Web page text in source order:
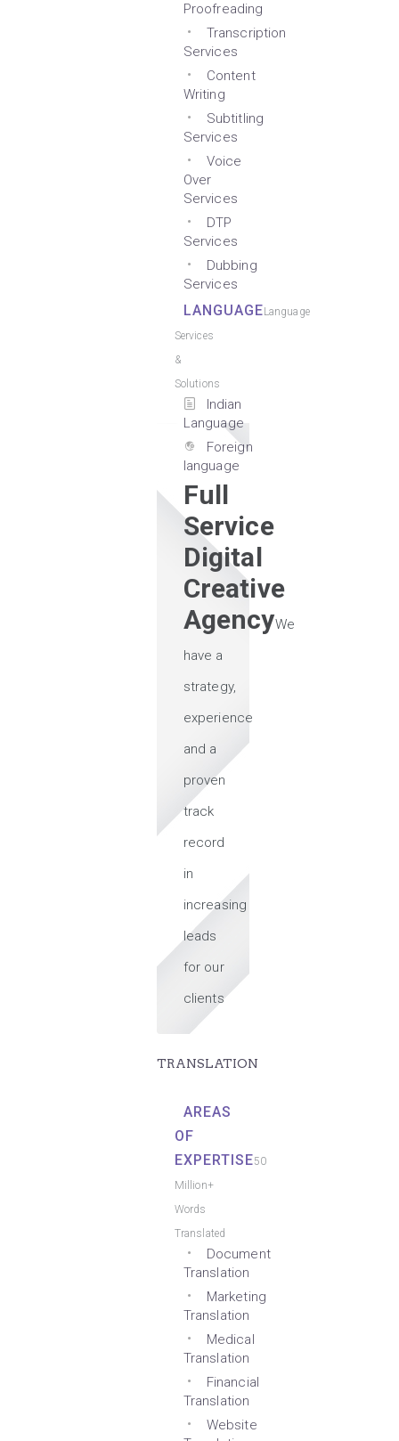
Proofreading
Transcription
Services
Content
Writing
Subtitling
Services
Voice
Over
Services
DTP
Services
Dubbing
Services
LANGUAGELanguage
Services
&
Solutions
Indian
Language
Foreign
language
Full
Service
Digital
Creative
AgencyWe
have a
strategy,
experience
and a
proven
track
record
in
increasing
leads
for our
clients
TRANSLATION
AREAS
OF
EXPERTISE50
Million+
Words
Translated
Document
Translation
Marketing
Translation
Medical
Translation
Financial
Translation
Website